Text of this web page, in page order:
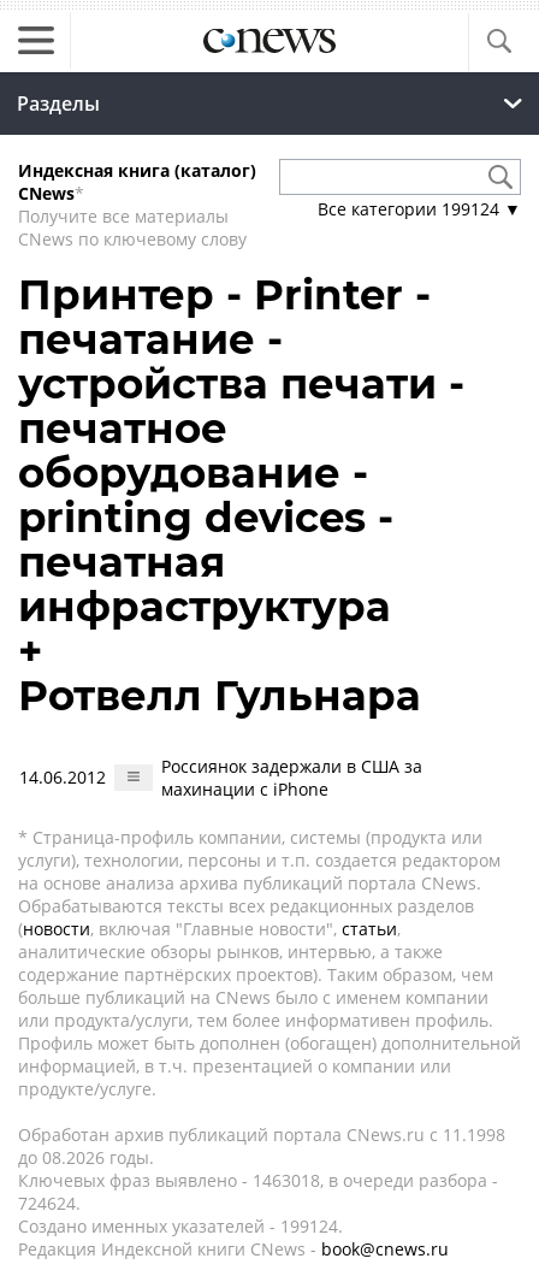
Разделы
Индексная книга (каталог)
CNews*
Получите все материалы
CNews по ключевому слову
Все категории 199124 ▼
Принтер - Printer -
печатание -
устройства печати -
печатное
оборудование -
printing devices -
печатная
инфраструктура
+
Ротвелл Гульнара
14.06.2012
Россиянок задержали в США за
махинации с iPhone
* Страница-профиль компании, системы (продукта или
услуги), технологии, персоны и т.п. создается редактором
на основе анализа архива публикаций портала CNews.
Обрабатываются тексты всех редакционных разделов
(новости, включая "Главные новости", статьи,
аналитические обзоры рынков, интервью, а также
содержание партнёрских проектов). Таким образом, чем
больше публикаций на CNews было с именем компании
или продукта/услуги, тем более информативен профиль.
Профиль может быть дополнен (обогащен) дополнительной
информацией, в т.ч. презентацией о компании или
продукте/услуге.
Обработан архив публикаций портала CNews.ru c 11.1998
до 08.2026 годы.
Ключевых фраз выявлено - 1463018, в очереди разбора -
724624.
Создано именных указателей - 199124.
Редакция Индексной книги CNews - book@cnews.ru